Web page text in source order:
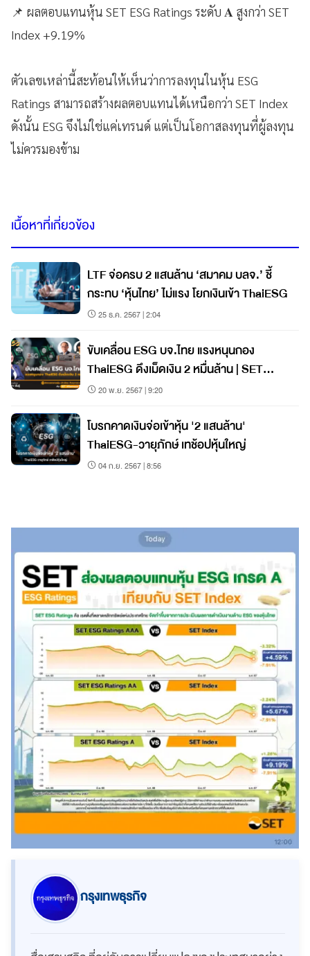
📌 ผลตอบแทนหุ้น SET ESG Ratings ระดับ 𝐀 สูงกว่า SET
Index +9.19%
ตัวเลขเหล่านี้สะท้อนให้เห็นว่าการลงทุนในหุ้น ESG
Ratings สามารถสร้างผลตอบแทนได้เหนือกว่า SET Index
ดังนั้น ESG จึงไม่ใช่แค่เทรนด์ แต่เป็นโอกาสลงทุนที่ผู้ลงทุน
ไม่ควรมองข้าม
เนื้อหาที่เกี่ยวข้อง
LTF จ่อครบ 2 แสนล้าน ‘สมาคม บลจ.’ ชี้
กระทบ ‘หุ้นไทย’ ไม่แรง โยกเงินเข้า ThaiESG
25 ธ.ค. 2567 | 2:04
ขับเคลื่อน ESG บจ.ไทย แรงหนุนกอง
ThaiESG ดึงเม็ดเงิน 2 หมื่นล้าน | SET
Afternoon | 20-11-67
20 พ.ย. 2567 | 9:20
โบรกคาดเงินจ่อเข้าหุ้น '2 แสนล้าน'
ThaiESG-วายุภักษ์ เทช้อปหุ้นใหญ่
04 ก.ย. 2567 | 8:56
กรุงเทพธุรกิจ